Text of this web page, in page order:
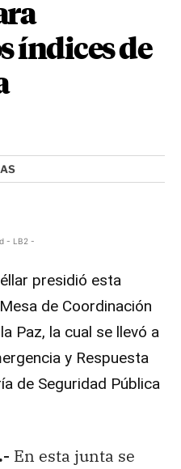
índices de
- LB2 -
presidió esta
de Coordinación
Paz, la cual se llevó a
y Respuesta
de Seguridad Pública
En esta junta se